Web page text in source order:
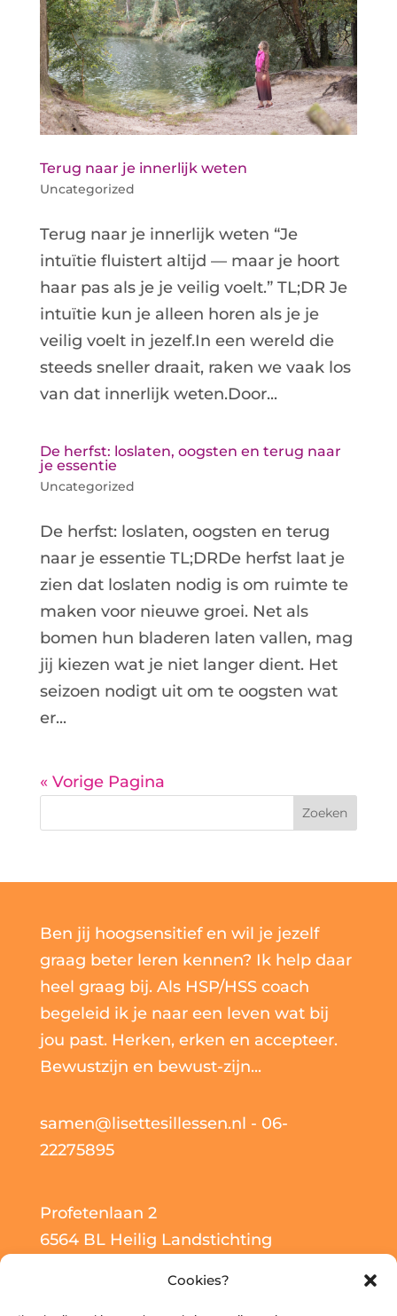
Cookies?
Terug naar je innerlijk weten
Uncategorized
Terug naar je innerlijk weten “Je
intuïtie fluistert altijd — maar je hoort
haar pas als je je veilig voelt.” TL;DR Je
intuïtie kun je alleen horen als je je
veilig voelt in jezelf.In een wereld die
steeds sneller draait, raken we vaak los
van dat innerlijk weten.Door...
De herfst: loslaten, oogsten en terug naar
je essentie
Uncategorized
De herfst: loslaten, oogsten en terug
naar je essentie TL;DRDe herfst laat je
zien dat loslaten nodig is om ruimte te
maken voor nieuwe groei. Net als
bomen hun bladeren laten vallen, mag
jij kiezen wat je niet langer dient. Het
seizoen nodigt uit om te oogsten wat
er...
« Vorige Pagina
Zoeken
Ben jij hoogsensitief en wil je jezelf
graag beter leren kennen? Ik help daar
heel graag bij. Als HSP/HSS coach
begeleid ik je naar een leven wat bij
jou past. Herken, erken en accepteer.
Bewustzijn en bewust-zijn...
samen@lisettesillessen.nl - 06-
22275895
Profetenlaan 2
6564 BL Heilig Landstichting